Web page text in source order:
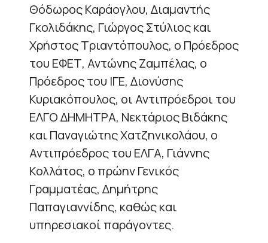
Θόδωρος Καράογλου, Διαμαντής
Γκολιδάκης, Γιώργος Στύλιος και
Χρήστος Τριαντόπουλος, ο Πρόεδρος
του ΕΦΕΤ, Αντώνης Ζαμπέλας, ο
Πρόεδρος του ΙΓΕ, Διονύσης
Κυριακόπουλος, οι Αντιπρόεδροι του
ΕΛΓΟ ΔΗΜΗΤΡΑ, Νεκτάριος Βιδάκης
και Παναγιώτης Χατζηνικολάου, ο
Αντιπρόεδρος του ΕΛΓΑ, Γιάννης
Κολλάτος, ο πρώην Γενικός
Γραμματέας, Δημήτρης
Παπαγιαννίδης, καθώς και
υπηρεσιακοί παράγοντες.